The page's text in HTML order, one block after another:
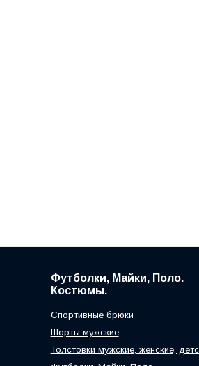
Футболки, Майки, Поло.
Костюмы.
Спортивные брюки
Шорты мужские
Толстовки мужские, женские,